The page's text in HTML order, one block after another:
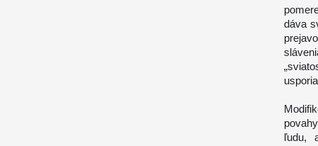
dáva
ľudu,